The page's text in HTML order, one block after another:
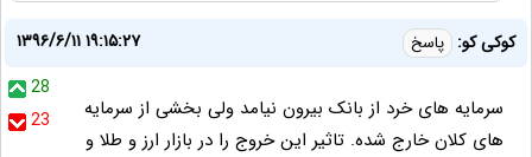
کوکی کو: پاسخ
۱۳۹۶/۶/۱۱ ۱۹:۱۵:۲۷
28
23
سرمایه های خرد از بانک بیرون نیامد ولی بخشی از سرمایه
های کلان خارج شده. تاثیر این خروج را در بازار ارز و طلا و